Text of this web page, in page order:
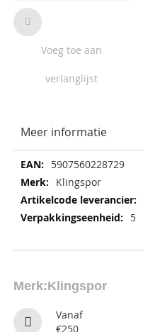
Voeg toe aan
verlanglijst
Merk:Klingspor
Vanaf
€250
Meer informatie
Meer
informatie
5907560228729
Klingspor
5